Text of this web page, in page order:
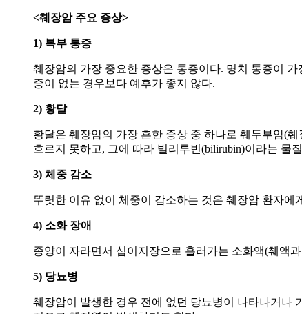
<췌장암 주요 증상>
1) 복부 통증
췌장암의 가장 중요한 증상은 통증이다. 명치 통증이
증이 없는 경우보다 예후가 좋지 않다.
2) 황달
황달은 췌장암의 가장 흔한 증상 중 하나로 췌두부암(
흐르지 못하고, 그에 따라 빌리루빈(bilirubin)이라는 물
3) 체중 감소
뚜렷한 이유 없이 체중이 감소하는 것은 췌장암 환자에
4) 소화 장애
종양이 자라면서 십이지장으로 흘러가는 소화액(췌액
5) 당뇨병
췌장암이 발생한 경우 전에 없던 당뇨병이 나타나거나